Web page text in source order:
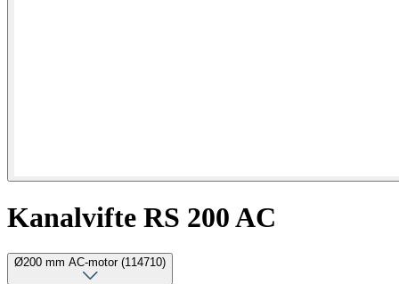
Kanalvifte RS 200 AC
Ø200 mm AC-motor (114710)